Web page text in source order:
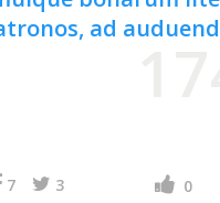
ad
honorificis
7 3 0